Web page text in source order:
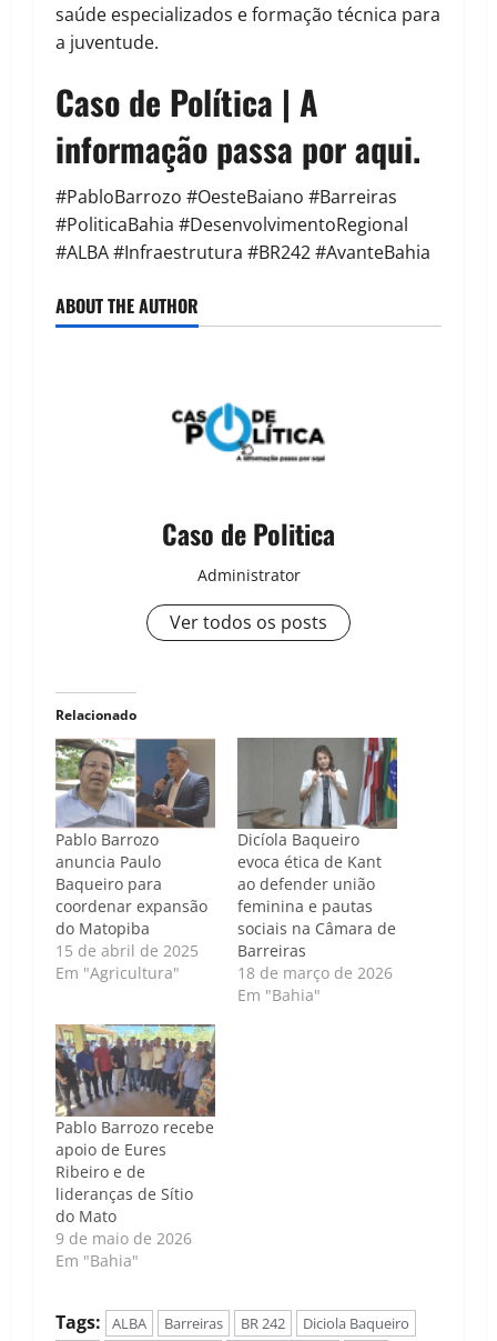
saúde especializados e formação técnica para
a juventude.
Caso de Política | A
informação passa por aqui.
#PabloBarrozo #OesteBaiano #Barreiras
#PoliticaBahia #DesenvolvimentoRegional
#ALBA #Infraestrutura #BR242 #AvanteBahia
ABOUT THE AUTHOR
Caso de Politica
Administrator
Ver todos os posts
Relacionado
Pablo Barrozo
anuncia Paulo
Baqueiro para
coordenar expansão
do Matopiba
15 de abril de 2025
Em "Agricultura"
Dicíola Baqueiro
evoca ética de Kant
ao defender união
feminina e pautas
sociais na Câmara de
Barreiras
18 de março de 2026
Em "Bahia"
Pablo Barrozo recebe
apoio de Eures
Ribeiro e de
lideranças de Sítio
do Mato
9 de maio de 2026
Em "Bahia"
Tags: ALBA Barreiras BR 242
Diciola Baqueiro